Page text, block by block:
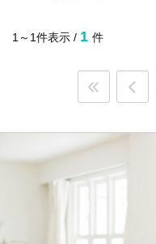
1～1件表示 / 1 件